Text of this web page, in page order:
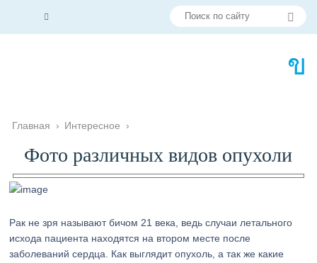
Главная › Интересное ›
Фото различных видов опухоли
Рак не зря называют бичом 21 века, ведь случаи летального
исхода пациента находятся на втором месте после
заболеваний сердца. Как выглядит опухоль, а так же какие